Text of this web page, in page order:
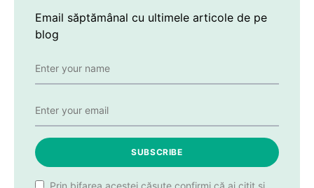
Email săptămânal cu ultimele articole de pe
blog
SUBSCRIBE
Prin bifarea acestei căsuțe confirmi că ai citit și